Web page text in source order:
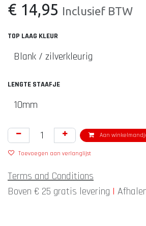
€ 14,95 Inclusief BTW
TOP LAAG KLEUR
LENGTE STAAFJE
Aan
Toevoegen aan verlanglijst
Terms and Conditions
Boven € 25 gratis levering |